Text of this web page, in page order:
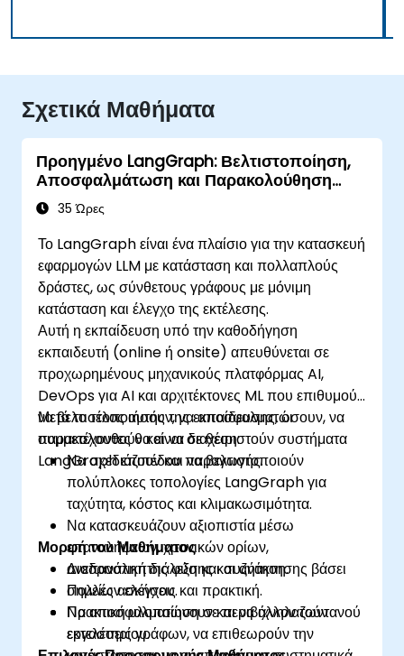
Σχετικά Μαθήματα
Προηγμένο LangGraph: Βελτιστοποίηση,
Αποσφαλμάτωση και Παρακολούθηση
Πολύπλοκων Γράφων
35 Ώρες
Το LangGraph είναι ένα πλαίσιο για την κατασκευή
εφαρμογών LLM με κατάσταση και πολλαπλούς
δράστες, ως σύνθετους γράφους με μόνιμη
κατάσταση και έλεγχο της εκτέλεσης.
Αυτή η εκπαίδευση υπό την καθοδήγηση
εκπαιδευτή (online ή onsite) απευθύνεται σε
προχωρημένους μηχανικούς πλατφόρμας AI,
DevOps για AI και αρχιτέκτονες ML που επιθυμούν
να βελτιστοποιήσουν, να αποσφαλματώσουν, να
παρακολουθούν και να διαχειριστούν συστήματα
LangGraph επιπέδου παραγωγής.
Μετά το τέλος αυτής της εκπαίδευσης, οι
συμμετέχοντες θα είναι σε θέση:
Να σχεδιάζουν και να βελτιστοποιούν
πολύπλοκες τοπολογίες LangGraph για
ταχύτητα, κόστος και κλιμακωσιμότητα.
Να κατασκευάζουν αξιοπιστία μέσω
επαναλήψεων, χρονικών ορίων,
ανεπανάληπτης φύσης και ανάκτησης βάσει
σημείων ελέγχου.
Να αποσφαλματώνουν και να ιχνηλατούν
εκτελέσεις γράφων, να επιθεωρούν την
Μορφή του Μαθήματος
Διαδραστική διάλεξη και συζήτηση.
Πολλές ασκήσεις και πρακτική.
Πρακτική υλοποίηση σε περιβάλλον ζωντανού
εργαστηρίου.